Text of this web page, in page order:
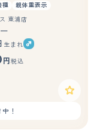
種 親体重表示
東浦店
生まれ
円 税込
！